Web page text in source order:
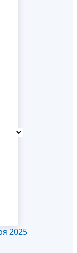
2025